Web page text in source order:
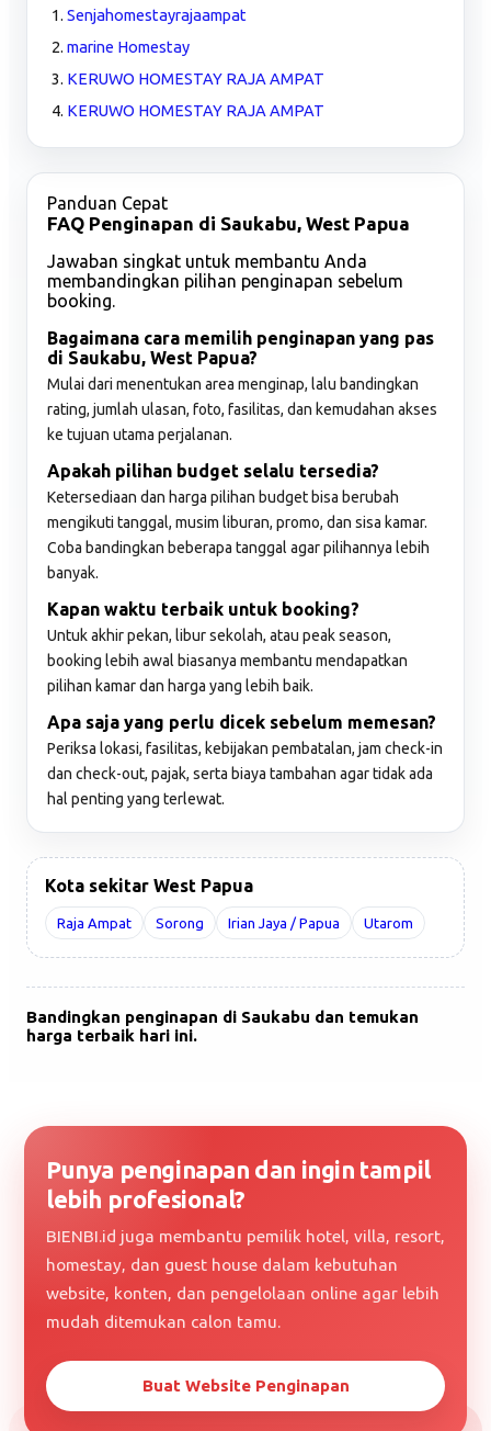
Senjahomestayrajaampat
marine Homestay
KERUWO HOMESTAY RAJA AMPAT
KERUWO HOMESTAY RAJA AMPAT
Panduan Cepat
FAQ Penginapan di Saukabu, West Papua
Jawaban singkat untuk membantu Anda
membandingkan pilihan penginapan sebelum
booking.
Bagaimana cara memilih penginapan yang pas
di Saukabu, West Papua?
Mulai dari menentukan area menginap, lalu bandingkan
rating, jumlah ulasan, foto, fasilitas, dan kemudahan akses
ke tujuan utama perjalanan.
Apakah pilihan budget selalu tersedia?
Ketersediaan dan harga pilihan budget bisa berubah
mengikuti tanggal, musim liburan, promo, dan sisa kamar.
Coba bandingkan beberapa tanggal agar pilihannya lebih
banyak.
Kapan waktu terbaik untuk booking?
Untuk akhir pekan, libur sekolah, atau peak season,
booking lebih awal biasanya membantu mendapatkan
pilihan kamar dan harga yang lebih baik.
Apa saja yang perlu dicek sebelum memesan?
Periksa lokasi, fasilitas, kebijakan pembatalan, jam check-in
dan check-out, pajak, serta biaya tambahan agar tidak ada
hal penting yang terlewat.
Kota sekitar West Papua
Raja Ampat Sorong Irian Jaya / Papua Utarom
Bandingkan penginapan di Saukabu dan temukan
harga terbaik hari ini.
Punya penginapan dan ingin tampil
lebih profesional?
BIENBI.id juga membantu pemilik hotel, villa, resort,
homestay, dan guest house dalam kebutuhan
website, konten, dan pengelolaan online agar lebih
mudah ditemukan calon tamu.
Buat Website Penginapan